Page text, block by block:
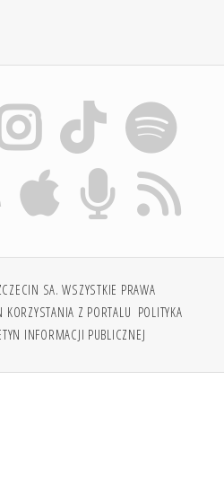
SA. WSZYSTKIE PRAWA
KORZYSTANIA Z PORTALU POLITYKA
INFORMACJI PUBLICZNEJ